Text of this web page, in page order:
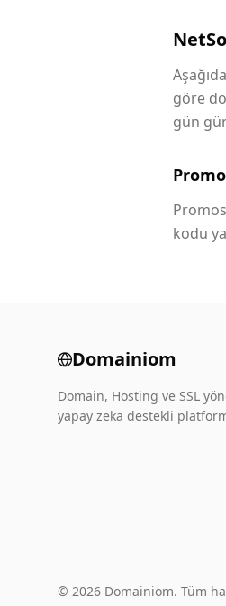
göre
gün
kodu
Domainiom
Domain, Hosting ve SSL
yapay zeka destekli
© 2026 Domainiom. Tüm